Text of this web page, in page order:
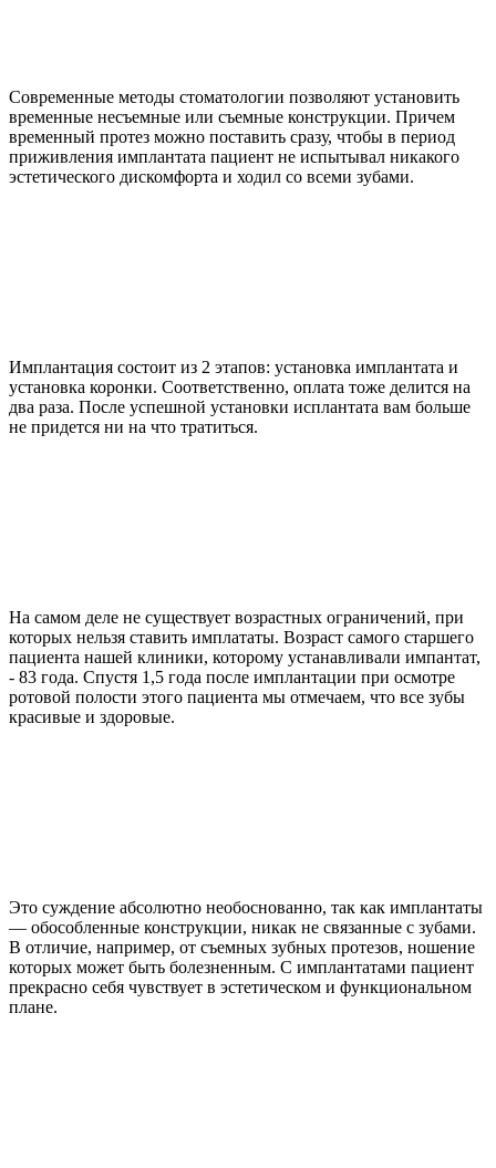
Современные методы стоматологии позволяют установить
временные несъемные или съемные конструкции. Причем
временный протез можно поставить сразу, чтобы в период
приживления имплантата пациент не испытывал никакого
эстетического дискомфорта и ходил со всеми зубами.
Имплантация состоит из 2 этапов: установка имплантата и
установка коронки. Соответственно, оплата тоже делится на
два раза. После успешной установки исплантата вам больше
не придется ни на что тратиться.
На самом деле не существует возрастных ограничений, при
которых нельзя ставить имплататы. Возраст самого старшего
пациента нашей клиники, которому устанавливали импантат,
- 83 года. Спустя 1,5 года после имплантации при осмотре
ротовой полости этого пациента мы отмечаем, что все зубы
красивые и здоровые.
Это суждение абсолютно необоснованно, так как имплантаты
— обособленные конструкции, никак не связанные с зубами.
В отличие, например, от съемных зубных протезов, ношение
которых может быть болезненным. С имплантатами пациент
прекрасно себя чувствует в эстетическом и функциональном
плане.